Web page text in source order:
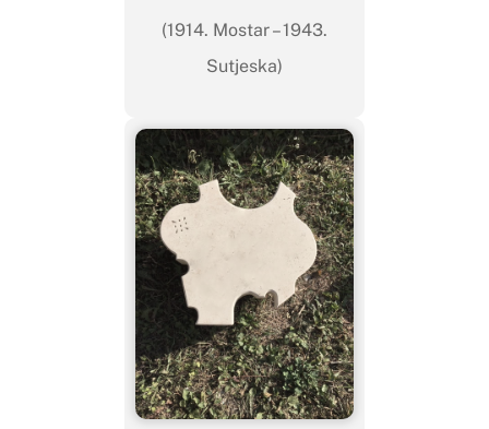
(1914. Mostar – 1943.
Sutjeska)